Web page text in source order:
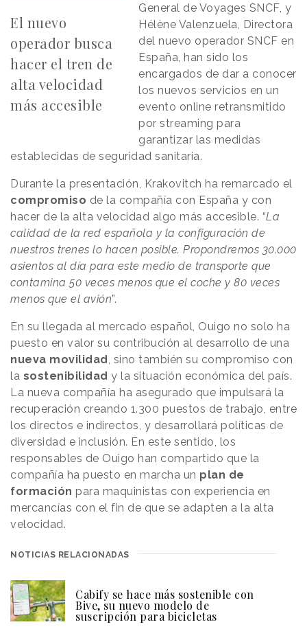
El nuevo
operador busca
hacer el tren de
alta velocidad
más accesible
General de Voyages SNCF, y
Hélène Valenzuela, Directora
del nuevo operador SNCF en
España, han sido los
encargados de dar a conocer
los nuevos servicios en un
evento online retransmitido
por streaming para
garantizar las medidas
establecidas de seguridad sanitaria.
Durante la presentación, Krakovitch ha remarcado el
compromiso de la compañía con España y con
hacer de la alta velocidad algo más accesible. “La
calidad de la red española y la configuración de
nuestros trenes lo hacen posible. Propondremos 30.000
asientos al día para este medio de transporte que
contamina 50 veces menos que el coche y 80 veces
menos que el avión”.
En su llegada al mercado español, Ouigo no solo ha
puesto en valor su contribución al desarrollo de una
nueva movilidad, sino también su compromiso con
la sostenibilidad y la situación económica del país.
La nueva compañía ha asegurado que impulsará la
recuperación creando 1.300 puestos de trabajo, entre
los directos e indirectos, y desarrollará políticas de
diversidad e inclusión. En este sentido, los
responsables de Ouigo han compartido que la
compañía ha puesto en marcha un plan de
formación para maquinistas con experiencia en
mercancías con el fin de que se adapten a la alta
velocidad.
NOTICIAS RELACIONADAS
Cabify se hace más sostenible con
Bive, su nuevo modelo de
suscripción para bicicletas